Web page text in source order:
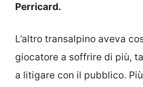
Perricard.
L’altro transalpino aveva
giocatore a soffrire di più,
a litigare con il pubblico.